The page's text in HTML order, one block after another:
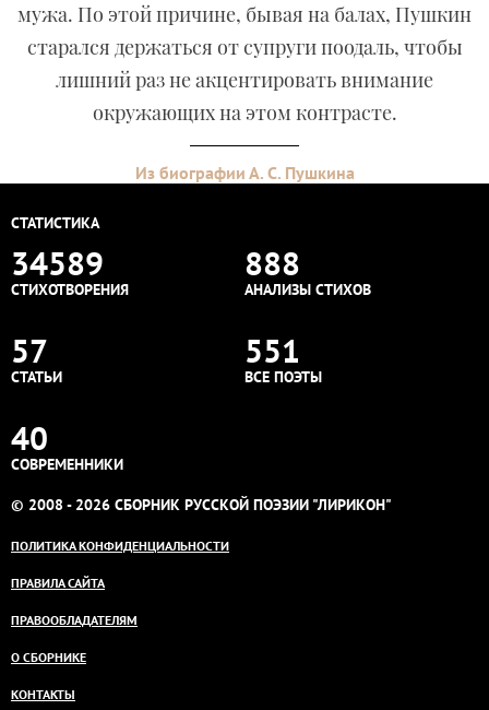
мужа. По этой причине, бывая на балах, Пушкин
старался держаться от супруги поодаль, чтобы
лишний раз не акцентировать внимание
окружающих на этом контрасте.
Из биографии А. С. Пушкина
СТАТИСТИКА
34589
СТИХОТВОРЕНИЯ
888
АНАЛИЗЫ СТИХОВ
57
СТАТЬИ
551
ВСЕ ПОЭТЫ
40
СОВРЕМЕННИКИ
© 2008 - 2026 СБОРНИК РУССКОЙ ПОЭЗИИ "ЛИРИКОН"
ПОЛИТИКА КОНФИДЕНЦИАЛЬНОСТИ
ПРАВИЛА САЙТА
ПРАВООБЛАДАТЕЛЯМ
О СБОРНИКЕ
КОНТАКТЫ